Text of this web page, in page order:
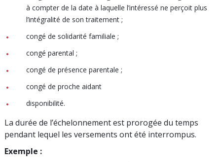
à compter de la date à laquelle l’intéressé ne perçoit plus
l’intégralité de son traitement ;
congé de solidarité familiale ;
congé parental ;
congé de présence parentale ;
congé de proche aidant
disponibilité.
La durée de l’échelonnement est prorogée du temps
pendant lequel les versements ont été interrompus.
Exemple :